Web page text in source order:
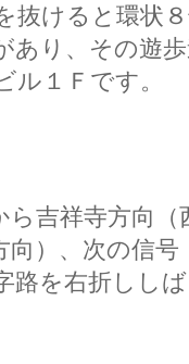
抜けると環状
あり、その遊
ル１Ｆです。
ら吉祥寺方向
向）、次の信
路を右折しし